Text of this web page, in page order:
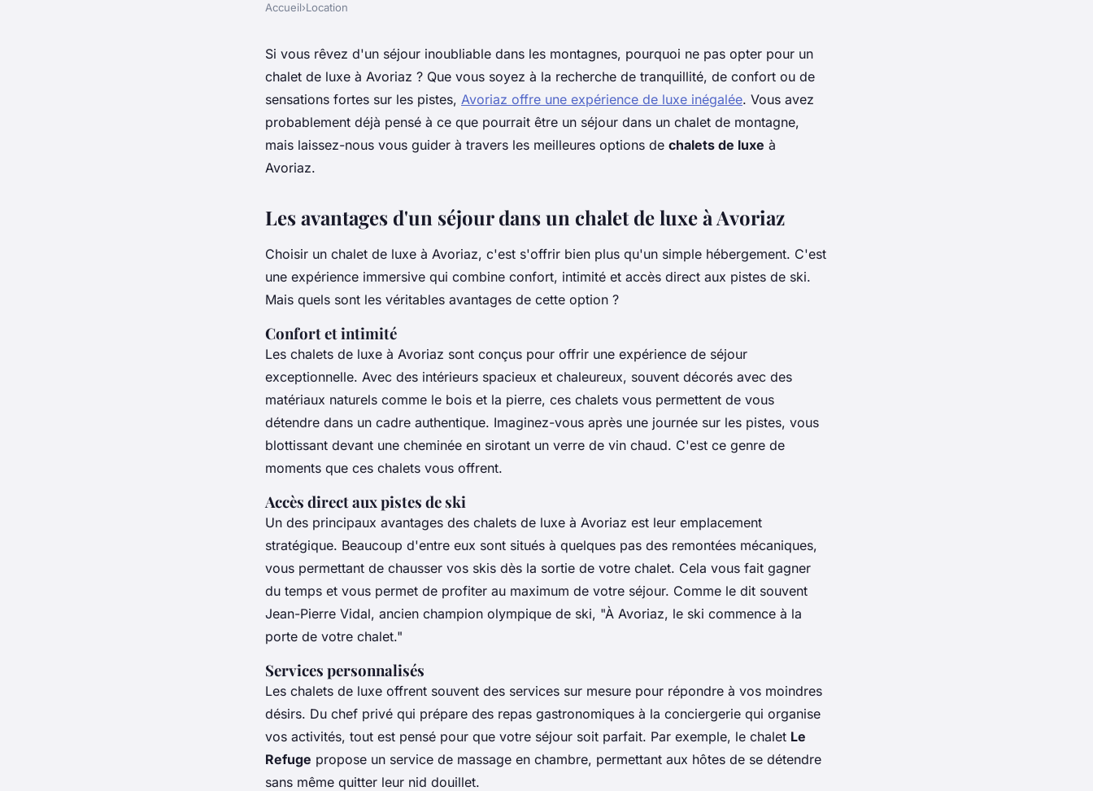
Séjournez avec style : guide des chalets
de luxe à avoriaz
Accueil›Location
Si vous rêvez d'un séjour inoubliable dans les montagnes, pourquoi ne pas opter pour un
chalet de luxe à Avoriaz ? Que vous soyez à la recherche de tranquillité, de confort ou de
sensations fortes sur les pistes, Avoriaz offre une expérience de luxe inégalée. Vous avez
probablement déjà pensé à ce que pourrait être un séjour dans un chalet de montagne,
mais laissez-nous vous guider à travers les meilleures options de chalets de luxe à
Avoriaz.
Les avantages d'un séjour dans un chalet de luxe à Avoriaz
Choisir un chalet de luxe à Avoriaz, c'est s'offrir bien plus qu'un simple hébergement. C'est
une expérience immersive qui combine confort, intimité et accès direct aux pistes de ski.
Mais quels sont les véritables avantages de cette option ?
Confort et intimité
Les chalets de luxe à Avoriaz sont conçus pour offrir une expérience de séjour
exceptionnelle. Avec des intérieurs spacieux et chaleureux, souvent décorés avec des
matériaux naturels comme le bois et la pierre, ces chalets vous permettent de vous
détendre dans un cadre authentique. Imaginez-vous après une journée sur les pistes, vous
blottissant devant une cheminée en sirotant un verre de vin chaud. C'est ce genre de
moments que ces chalets vous offrent.
Accès direct aux pistes de ski
Un des principaux avantages des chalets de luxe à Avoriaz est leur emplacement
stratégique. Beaucoup d'entre eux sont situés à quelques pas des remontées mécaniques,
vous permettant de chausser vos skis dès la sortie de votre chalet. Cela vous fait gagner
du temps et vous permet de profiter au maximum de votre séjour. Comme le dit souvent
Jean-Pierre Vidal, ancien champion olympique de ski, "À Avoriaz, le ski commence à la
porte de votre chalet."
Services personnalisés
Les chalets de luxe offrent souvent des services sur mesure pour répondre à vos moindres
désirs. Du chef privé qui prépare des repas gastronomiques à la conciergerie qui organise
vos activités, tout est pensé pour que votre séjour soit parfait. Par exemple, le chalet Le
Refuge propose un service de massage en chambre, permettant aux hôtes de se détendre
sans même quitter leur nid douillet.